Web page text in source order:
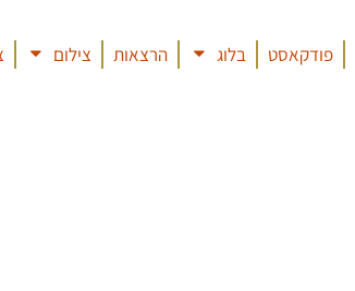
פודקאסט בלוג הרצאות צילום